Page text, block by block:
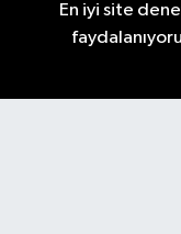
En iyi site